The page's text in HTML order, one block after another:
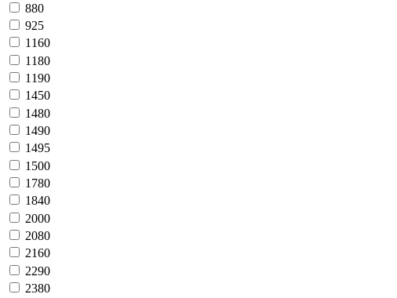
880
925
1160
1180
1190
1450
1480
1490
1495
1500
1780
1840
2000
2080
2160
2290
2380